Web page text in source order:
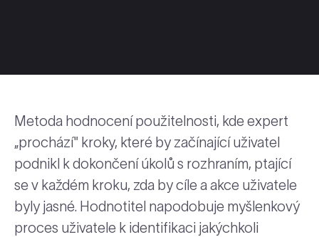
Metoda hodnocení použitelnosti, kde expert
„prochází" kroky, které by začínající uživatel
podnikl k dokončení úkolů s rozhraním, ptající
se v každém kroku, zda by cíle a akce uživatele
byly jasné. Hodnotitel napodobuje myšlenkový
proces uživatele k identifikaci jakýchkoli